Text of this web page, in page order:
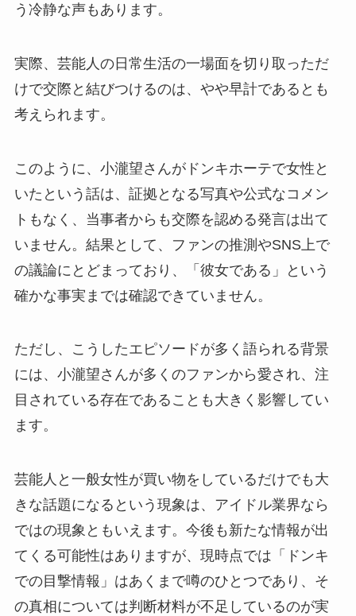
う冷静な声もあります。
実際、芸能人の日常生活の一場面を切り取っただ
けで交際と結びつけるのは、やや早計であるとも
考えられます。
このように、小瀧望さんがドンキホーテで女性と
いたという話は、証拠となる写真や公式なコメン
トもなく、当事者からも交際を認める発言は出て
いません。結果として、ファンの推測やSNS上で
の議論にとどまっており、「彼女である」という
確かな事実までは確認できていません。
ただし、こうしたエピソードが多く語られる背景
には、小瀧望さんが多くのファンから愛され、注
目されている存在であることも大きく影響してい
ます。
芸能人と一般女性が買い物をしているだけでも大
きな話題になるという現象は、アイドル業界なら
ではの現象ともいえます。今後も新たな情報が出
てくる可能性はありますが、現時点では「ドンキ
での目撃情報」はあくまで噂のひとつであり、そ
の真相については判断材料が不足しているのが実